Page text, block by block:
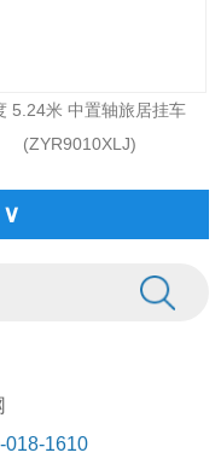
5.24米 中置轴旅居挂车
(ZYR9010XLJ)
∨
018-1610